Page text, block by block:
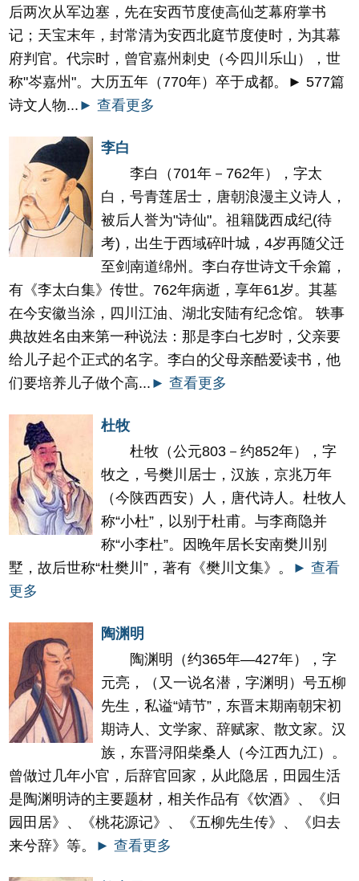
后两次从军边塞，先在安西节度使高仙芝幕府掌书
记；天宝末年，封常清为安西北庭节度使时，为其幕
府判官。代宗时，曾官嘉州刺史（今四川乐山），世
称"岑嘉州"。大历五年（770年）卒于成都。► 577篇
诗文人物... ► 查看更多
李白
李白（701年－762年），字太
白，号青莲居士，唐朝浪漫主义诗人，
被后人誉为"诗仙"。祖籍陇西成纪(待
考)，出生于西域碎叶城，4岁再随父迁
至剑南道绵州。李白存世诗文千余篇，
有《李太白集》传世。762年病逝，享年61岁。其墓
在今安徽当涂，四川江油、湖北安陆有纪念馆。 轶事
典故姓名由来第一种说法：那是李白七岁时，父亲要
给儿子起个正式的名字。李白的父母亲酷爱读书，他
们要培养儿子做个高... ► 查看更多
杜牧
杜牧（公元803－约852年），字
牧之，号樊川居士，汉族，京兆万年
（今陕西西安）人，唐代诗人。杜牧人
称“小杜”，以别于杜甫。与李商隐并
称“小李杜”。因晚年居长安南樊川别
墅，故后世称“杜樊川”，著有《樊川文集》。
► 查看
更多
陶渊明
陶渊明（约365年—427年），字
元亮，（又一说名潜，字渊明）号五柳
先生，私谥“靖节”，东晋末期南朝宋初
期诗人、文学家、辞赋家、散文家。汉
族，东晋浔阳柴桑人（今江西九江）。
曾做过几年小官，后辞官回家，从此隐居，田园生活
是陶渊明诗的主要题材，相关作品有《饮酒》、《归
园田居》、《桃花源记》、《五柳先生传》、《归去
来兮辞》等。
► 查看更多